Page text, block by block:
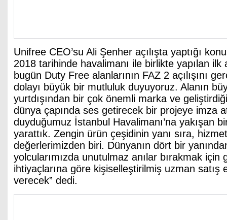
Unifree CEO’su Ali Şenher açılışta yaptığı
2018 tarihinde havalimanı ile birlikte yapılan ilk
bugün Duty Free alanlarının FAZ 2 açılışını
dolayı büyük bir mutluluk duyuyoruz. Alanın
yurtdışından bir çok önemli marka ve
dünya çapında ses getirecek bir projeye imza
duyduğumuz İstanbul Havalimanı’na yakışan
yarattık. Zengin ürün çeşidinin yanı sıra,
değerlerimizden biri. Dünyanın dört bir
yolcularımızda unutulmaz anılar bırakmak için
ihtiyaçlarına göre kişiselleştirilmiş uzman satış
verecek” dedi.